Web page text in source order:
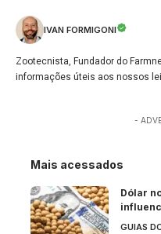
IVAN FORMIGONI
Zootecnista, Fundador do
informações úteis aos nossos
-
Mais acessados
Dólar
GUIAS